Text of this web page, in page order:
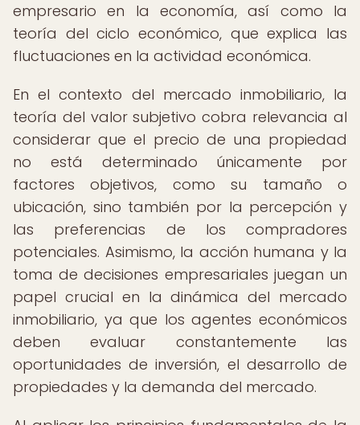
empresario en la economía, así como la
teoría del ciclo económico, que explica las
fluctuaciones en la actividad económica.
En el contexto del mercado inmobiliario, la
teoría del valor subjetivo cobra relevancia al
considerar que el precio de una propiedad
no está determinado únicamente por
factores objetivos, como su tamaño o
ubicación, sino también por la percepción y
las preferencias de los compradores
potenciales. Asimismo, la acción humana y la
toma de decisiones empresariales juegan un
papel crucial en la dinámica del mercado
inmobiliario, ya que los agentes económicos
deben evaluar constantemente las
oportunidades de inversión, el desarrollo de
propiedades y la demanda del mercado.